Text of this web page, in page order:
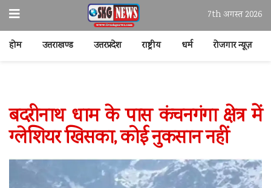
7th अगस्त 2026
होम उत्तराखण्ड उत्तरप्रदेश राष्ट्रीय धर्म रोजगार न्यूज़
बदरीनाथ धाम के पास कंचनगंगा क्षेत्र में
ग्लेशियर खिसका, कोई नुकसान नहीं